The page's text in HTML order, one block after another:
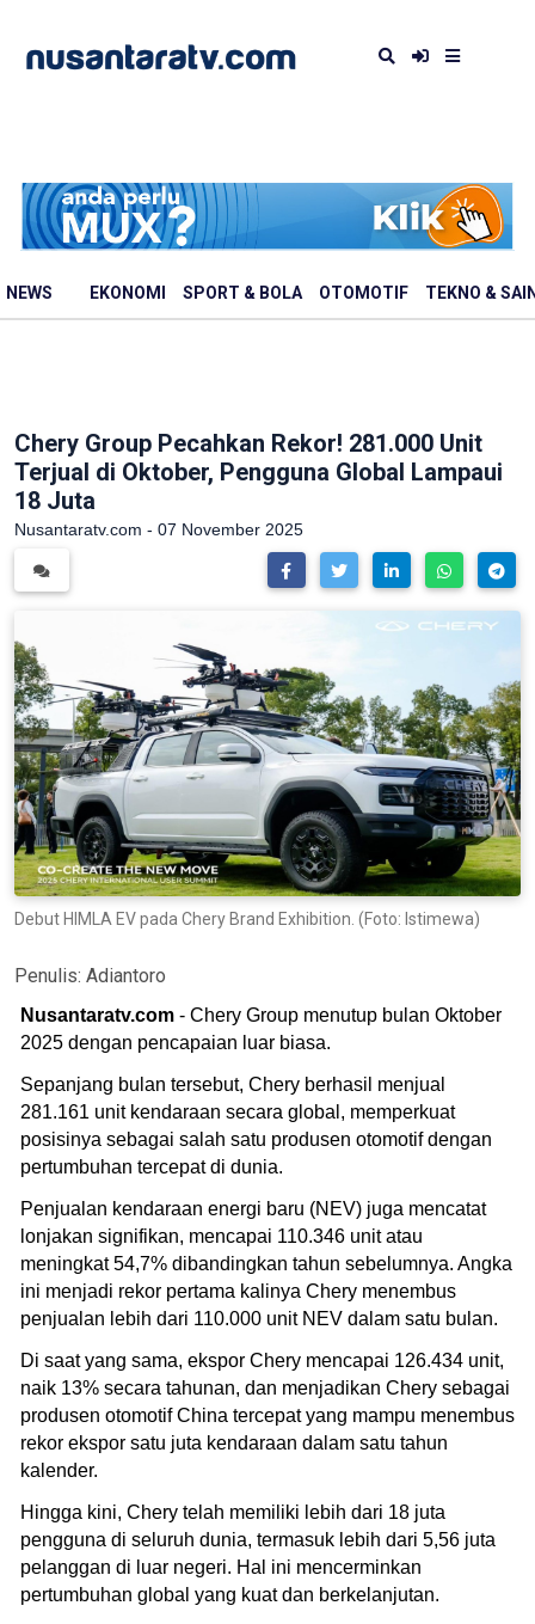
NEWS EKONOMI SPORT & BOLA OTOMOTIF TEKNO &
Chery Group Pecahkan Rekor! 281.000 Unit
Terjual di Oktober, Pengguna Global Lampaui
18 Juta
Nusantaratv.com - 07 November 2025
Debut HIMLA EV pada Chery Brand Exhibition. (Foto: Istimewa)
Penulis: Adiantoro
Nusantaratv.com - Chery Group menutup bulan Oktober
2025 dengan pencapaian luar biasa.
Sepanjang bulan tersebut, Chery berhasil menjual
281.161 unit kendaraan secara global, memperkuat
posisinya sebagai salah satu produsen otomotif dengan
pertumbuhan tercepat di dunia.
Penjualan kendaraan energi baru (NEV) juga mencatat
lonjakan signifikan, mencapai 110.346 unit atau
meningkat 54,7% dibandingkan tahun sebelumnya. Angka
ini menjadi rekor pertama kalinya Chery menembus
penjualan lebih dari 110.000 unit NEV dalam satu bulan.
Di saat yang sama, ekspor Chery mencapai 126.434 unit,
naik 13% secara tahunan, dan menjadikan Chery sebagai
produsen otomotif China tercepat yang mampu menembus
rekor ekspor satu juta kendaraan dalam satu tahun
kalender.
Hingga kini, Chery telah memiliki lebih dari 18 juta
pengguna di seluruh dunia, termasuk lebih dari 5,56 juta
pelanggan di luar negeri. Hal ini mencerminkan
pertumbuhan global yang kuat dan berkelanjutan.